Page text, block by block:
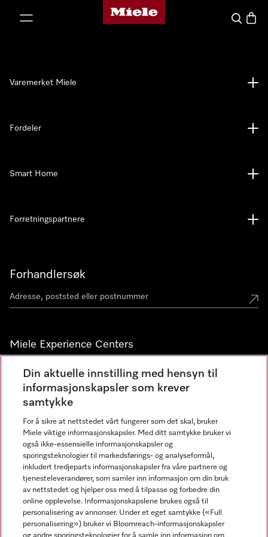
Mieles hjemmeside
Søk
Forhandlersøk
Miele Experience Centers
Miele Experience Center Nesbru
Miele Outlet Nesbru
Nyhetsbrev
Varemerket Miele
Fordeler
Smart Home
Forretningspartnere
Din aktuelle innstilling med hensyn til
informasjonskapsler som krever
samtykke
For å sikre at nettstedet vårt fungerer som det skal, bruker
Miele viktige informasjonskapsler. Med ditt samtykke bruker vi
også ikke-essensielle informasjonskapsler og
sporingsteknologier til markedsførings- og analyseformål,
inkludert tredjeparts informasjonskapsler fra våre partnere og
tjenesteleverandører, som samler inn informasjon om din bruk
av nettstedet og hjelper oss med å tilpasse og forbedre din
online opplevelse. Informasjonskapslene brukes også til
personalisering av annonser. Under et eget samtykke («Full
personalisering») bruker vi Bloomreach-informasjonskapsler